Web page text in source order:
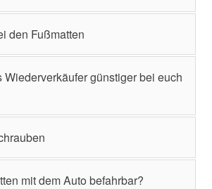
den Fußmatten
Wiederverkäufer günstiger bei euch
mit dem Auto befahrbar?